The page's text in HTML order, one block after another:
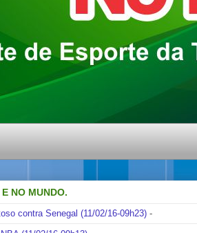
NO MUNDO.
contra Senegal (11/02/16-09h23) -